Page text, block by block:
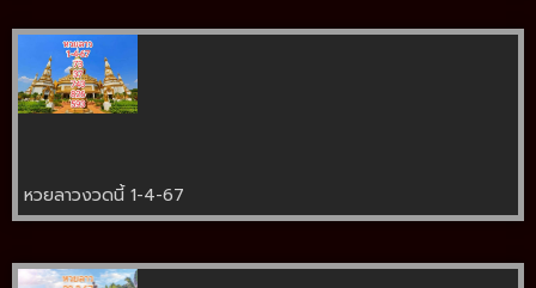
หวยลาวงวดนี้ 1-4-67